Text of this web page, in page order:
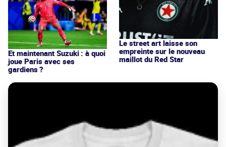
Et maintenant Suzuki : à quoi
joue Paris avec ses
gardiens ?
Le street art laisse son
empreinte sur le nouveau
maillot du Red Star